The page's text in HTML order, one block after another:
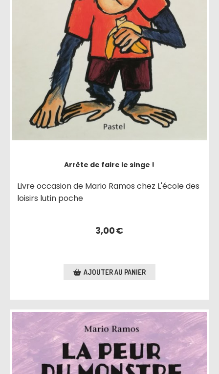
Arrête de faire le singe !
Livre occasion de Mario Ramos chez L'école des
loisirs lutin poche
3,00€
AJOUTER AU PANIER